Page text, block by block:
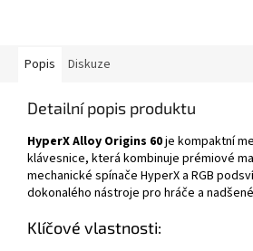
Popis Diskuze
Detailní popis produktu
HyperX Alloy Origins 60je kompaktní
klávesnice, která kombinuje prémiové
mechanické spínače HyperX a RGB
dokonalého nástroje pro hráče a
Klíčové vlastnosti: